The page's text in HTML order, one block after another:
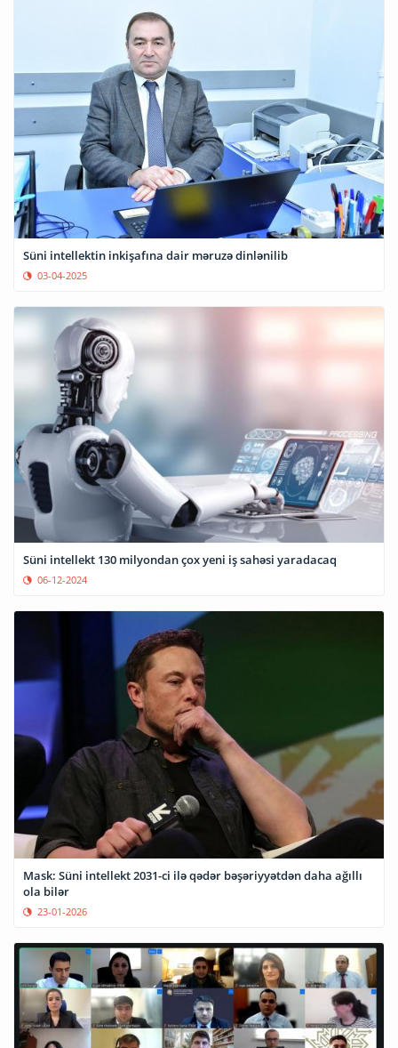
Süni intellektin inkişafına dair məruzə dinlənilib
03-04-2025
Süni intellekt 130 milyondan çox yeni iş sahəsi yaradacaq
06-12-2024
Mask: Süni intellekt 2031-ci ilə qədər bəşəriyyətdən daha ağıllı
ola bilər
23-01-2026